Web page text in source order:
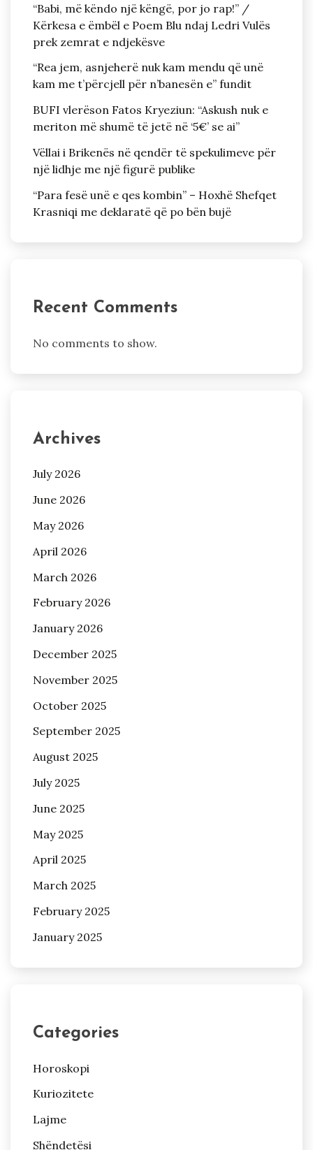
“Babi, më këndo një këngë, por jo rap!” /
Kërkesa e ëmbël e Poem Blu ndaj Ledri Vulës
prek zemrat e ndjekësve
“Rea jem, asnjeherë nuk kam mendu që unë
kam me t’përcjell për n’banesën e” fundit
BUFI vlerëson Fatos Kryeziun: “Askush nuk e
meriton më shumë të jetë në ‘5€’ se ai”
Vëllai i Brikenës në qendër të spekulimeve për
një lidhje me një figurë publike
“Para fesë unë e qes kombin” – Hoxhë Shefqet
Krasniqi me deklaratë që po bën bujë
Recent Comments
No comments to show.
Archives
July 2026
June 2026
May 2026
April 2026
March 2026
February 2026
January 2026
December 2025
November 2025
October 2025
September 2025
August 2025
July 2025
June 2025
May 2025
April 2025
March 2025
February 2025
January 2025
Categories
Horoskopi
Kuriozitete
Lajme
Shëndetësi